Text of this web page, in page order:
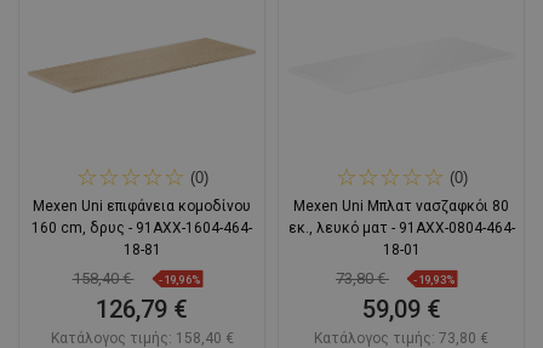
(0)
Mexen Uni επιφάνεια κομοδίνου
160 cm, δρυς - 91AXX-1604-464-
18-81
158,40 € -19,96%
126,79 €
Κατάλογος τιμής: 158,40 €
(0)
Mexen Uni Μπλατ νασζαφκόι 80
εκ., λευκό ματ - 91AXX-0804-464-
18-01
73,80 € -19,93%
59,09 €
Κατάλογος τιμής: 73,80 €